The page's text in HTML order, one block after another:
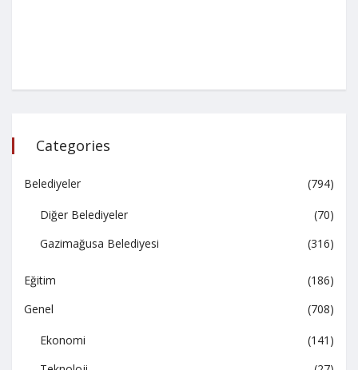
Categories
Belediyeler (794)
Diğer Belediyeler
(70)
Gazimağusa Belediyesi
(316)
Eğitim
(186)
Genel
(708)
Ekonomi
(141)